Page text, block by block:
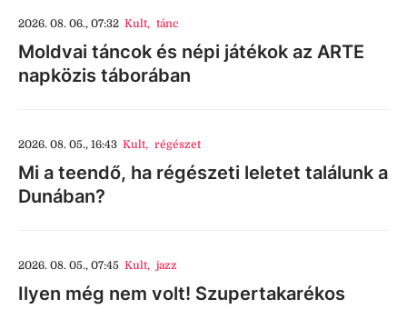
2026. 08. 06., 07:32 Kult, tánc
Moldvai táncok és népi játékok az ARTE
napközis táborában
2026. 08. 05., 16:43 Kult, régészet
Mi a teendő, ha régészeti leletet találunk a
Dunában?
2026. 08. 05., 07:45 Kult, jazz
Ilyen még nem volt! Szupertakarékos